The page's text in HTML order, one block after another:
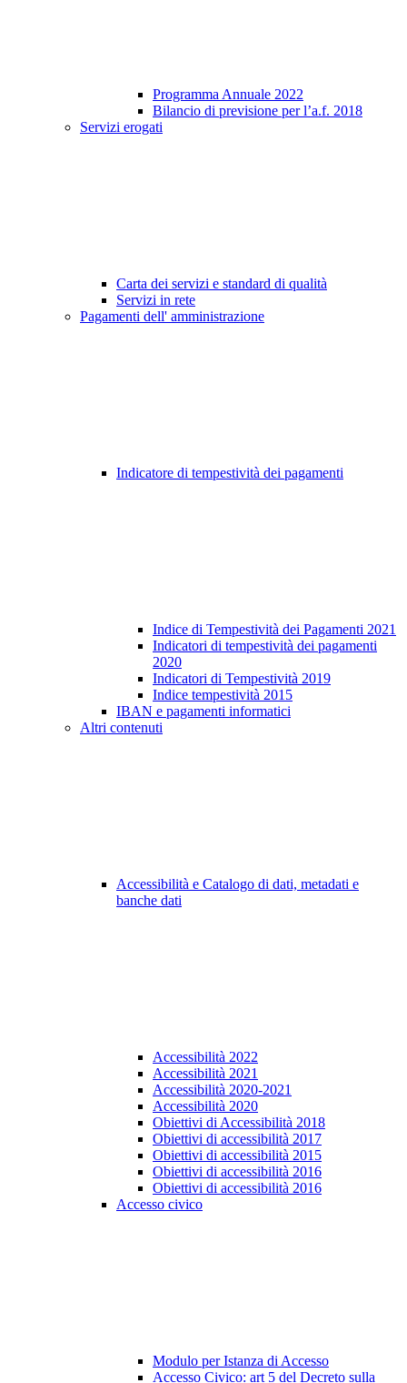
Programma Annuale 2022
Bilancio di previsione per l’a.f. 2018
Servizi erogati
Carta dei servizi e standard di qualità
Servizi in rete
Pagamenti dell' amministrazione
Indicatore di tempestività dei pagamenti
Indice di Tempestività dei Pagamenti 2021
Indicatori di tempestività dei pagamenti
2020
Indicatori di Tempestività 2019
Indice tempestività 2015
IBAN e pagamenti informatici
Altri contenuti
Accessibilità e Catalogo di dati, metadati e
banche dati
Accessibilità 2022
Accessibilità 2021
Accessibilità 2020-2021
Accessibilità 2020
Obiettivi di Accessibilità 2018
Obiettivi di accessibilità 2017
Obiettivi di accessibilità 2015
Obiettivi di accessibilità 2016
Obiettivi di accessibilità 2016
Accesso civico
Modulo per Istanza di Accesso
Accesso Civico: art 5 del Decreto sulla